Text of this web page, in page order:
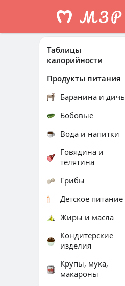
Таблицы
калорийности
Продукты питания
Баранина и дичь
Бобовые
Вода и напитки
Говядина и
телятина
Грибы
Детское питание
Жиры и масла
Кондитерские
изделия
Крупы, мука,
макароны